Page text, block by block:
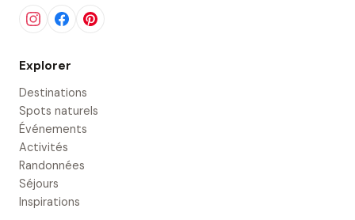
Explorer
Destinations
Spots naturels
Événements
Activités
Randonnées
Séjours
Inspirations